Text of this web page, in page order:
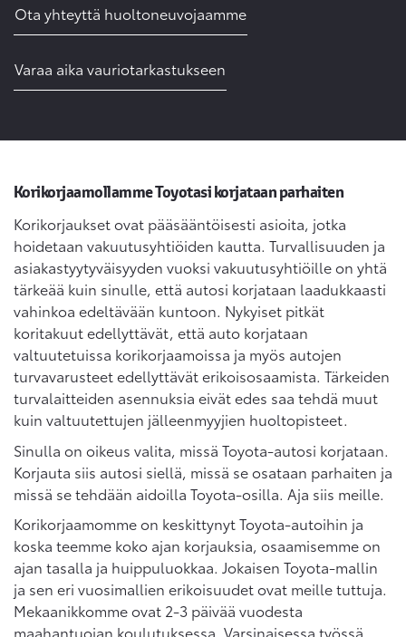
Ota yhteyttä huoltoneuvojaamme
Varaa aika vauriotarkastukseen
Korikorjaamollamme Toyotasi korjataan parhaiten
Korikorjaukset ovat pääsääntöisesti asioita, jotka
hoidetaan vakuutusyhtiöiden kautta. Turvallisuuden ja
asiakastyytyväisyyden vuoksi vakuutusyhtiöille on yhtä
tärkeää kuin sinulle, että autosi korjataan laadukkaasti
vahinkoa edeltävään kuntoon. Nykyiset pitkät
koritakuut edellyttävät, että auto korjataan
valtuutetuissa korikorjaamoissa ja myös autojen
turvavarusteet edellyttävät erikoisosaamista. Tärkeiden
turvalaitteiden asennuksia eivät edes saa tehdä muut
kuin valtuutettujen jälleenmyyjien huoltopisteet.
Sinulla on oikeus valita, missä Toyota-autosi korjataan.
Korjauta siis autosi siellä, missä se osataan parhaiten ja
missä se tehdään aidoilla Toyota-osilla. Aja siis meille.
Korikorjaamomme on keskittynyt Toyota-autoihin ja
koska teemme koko ajan korjauksia, osaamisemme on
ajan tasalla ja huippuluokkaa. Jokaisen Toyota-mallin
ja sen eri vuosimallien erikoisuudet ovat meille tuttuja.
Mekaanikkomme ovat 2-3 päivää vuodesta
maahantuojan koulutuksessa. Varsinaisessa työssä